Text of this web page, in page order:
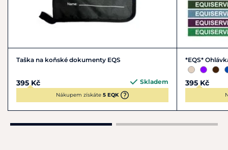
Taška na koňské dokumenty EQS
395 Kč Skladem
Nákupem získáte 5 EQK
*EQS*
395 Kč